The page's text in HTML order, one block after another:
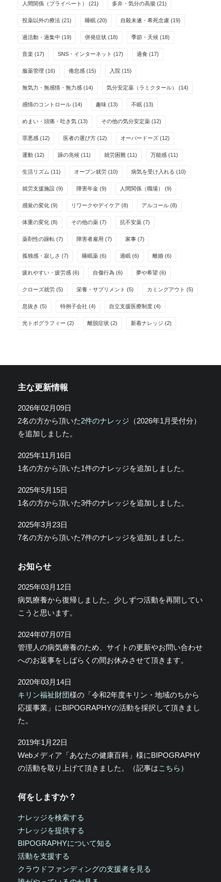
人間関係（プライベート） (21) 多弁・気分の高揚 (21)
投薬以外の療法 (21) 睡眠 (20) 自殺未遂・希死念慮 (19)
過活動・過集中 (19) 併発症状 (18) 季節・天候 (18)
音楽 (17) SNS・インターネット (17) 過食 (17)
服薬管理 (16) 倦怠感 (15) 入院 (15)
無気力・無感情・無力感 (14) 気分安定薬（ラミクタール） (14)
感情のコントロール (14) 趣味 (13) 不眠 (13)
めまい・頭痛・吐き気 (13) その他の気分安定薬 (12)
罪悪感 (12) 医者の選び方 (12) オーバードーズ (12)
運動 (12) 躁の兆候 (11) 就労困難 (11) 万能感 (11)
生活リズム (11) オープン就労 (10) 病気を受け入れる (10)
就労支援施設 (9) 障害年金 (9) 人間関係（職場） (9)
感覚の変化 (9) リワークやデイケア (8) アルコール (8)
体重の変化 (8) その他の薬 (7) 抗不安薬 (7)
薬剤性の躁転 (7) 障害者雇用 (7) 家事 (7)
孤独感・寂しさ (7) 睡眠薬 (6) 過眠 (6) 離婚 (6)
疲れやすい・疲労感 (6) 自傷行為 (6) 夢や希望 (6)
クローズ就労 (5) 栄養・サプリメント (5) カミングアウト (5)
息抜き (5) 特例子会社 (4) 自立支援医療制度 (4)
光トポグラフィー (2) 離脱症状 (2) 新着ナレッジ (2)
主な更新情報
2026年02月09日
2名の方から頂いた2件のナレッジ （2026年1月受付分）
を追加しました。
2025年11月16日
1名の方から頂いた1件のナレッジを追加しました。
2025年5月15日
1名の方から頂いた3件のナレッジを追加しました。
2025年3月23日
7名の方から頂いた7件のナレッジを追加しました。
お知らせ
2025年03月12日
病気療養から復帰しました。少しずつ活動を再開してい
こうと思います。
2024年07月07日
管理人の病気療養のため、サイトの更新やお問い合わせ
へのお返事をしばらくの間お休みさせて頂きます。
2020年03月14日
キリン福祉財団様の「令和2年度キリン・地域のちから
応援事業」にBIPOGRAPHYの活動を採択して頂きまし
た。
2019年1月22日
Webメディア「あなたの健康百科」様にBIPOGRAPHY
の活動を取り上げて頂きました。（記事はこちら ）
何をしますか？
ナレッジを検索する
ナレッジを提供する
BIPOGRAPHYについて知る
活動を支援する
クラウドファンディングの支援者を見る